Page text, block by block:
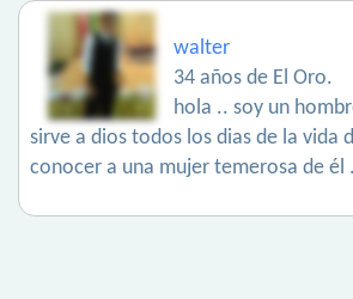
walter
34 años de El Oro.
hola .. soy un
sirve a dios todos los dias de la vida
conocer a una mujer temerosa de él